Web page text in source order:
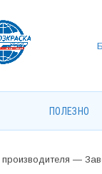
ПОЛЕЗНО
производителя —